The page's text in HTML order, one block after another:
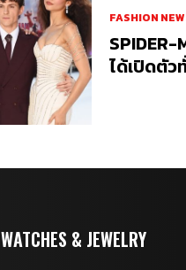
FASHION
SPIDER-
ได้เปิดตั
WATCHES & JEWELRY